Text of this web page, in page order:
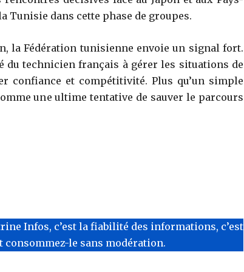
Tunisie dans cette phase de groupes.
la Fédération tunisienne envoie un signal fort.
du technicien français à gérer les situations de
confiance et compétitivité. Plus qu’un simple
une ultime tentative de sauver le parcours
Infos, c’est la fiabilité des informations, c’est
le sans modération.